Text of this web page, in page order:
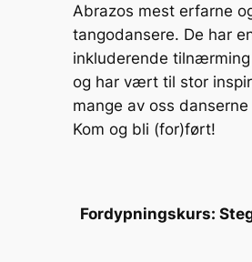
Abrazos mest erfarne
tangodansere. De har
inkluderende
og har vært til stor
mange av oss
Kom og bli (for)ført!
Fordypningskurs: